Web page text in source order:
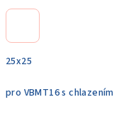
25x25
pro VBMT16 s chlazením